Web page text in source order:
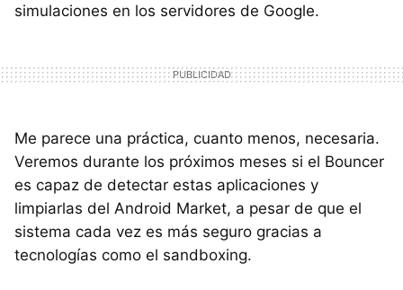
simulaciones en los servidores de Google.
Me parece una práctica, cuanto menos, necesaria.
Veremos durante los próximos meses si el Bouncer
es capaz de detectar estas aplicaciones y
limpiarlas del Android Market, a pesar de que el
sistema cada vez es más seguro gracias a
tecnologías como el sandboxing.